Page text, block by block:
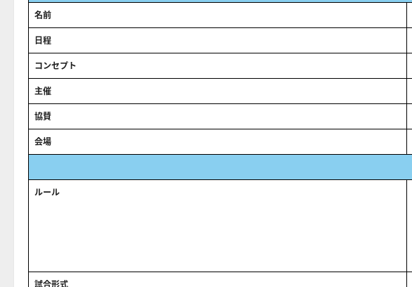
名前
日程
コンセプト
主催
協賛
会場
ルール
試合形式